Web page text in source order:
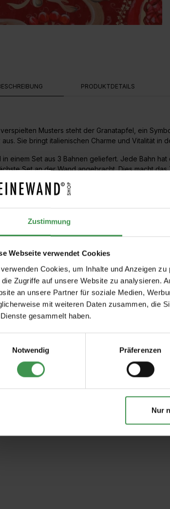
Zustimmung
Webseite verwendet Cookies
Cookies, um Inhalte und Anzeigen
die Zugriffe auf unsere Website zu analysieren.
an unsere Partner für soziale Medien,
mit weiteren Daten zusammen, die
gesammelt haben.
Notwendig
Präferenzen
Nur
PRODUKTDETAILS
Musters steht der Granatapfel, ein
Sie bringt italienischen Charme und Vitalität in
einem Set aus 3 Bahnen geliefert. Jede Bahn
Set an der Wand angebracht. Dies macht
kann nur für Wände bis zu einer maximalen
ein hochwertiges Vlies. Dies macht die
floral
diesem Artikel:
2 kg